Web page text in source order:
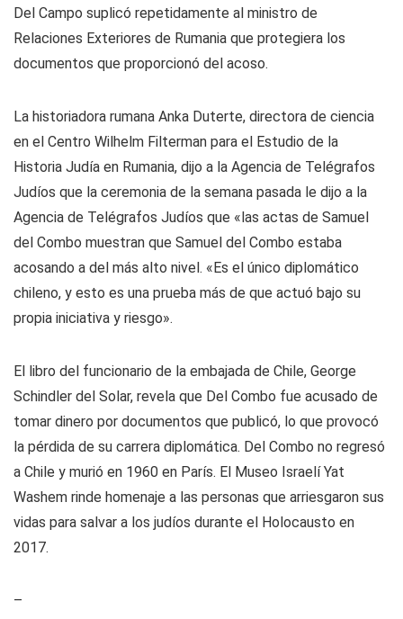
Del Campo suplicó repetidamente al ministro de
Relaciones Exteriores de Rumania que protegiera los
documentos que proporcionó del acoso.
La historiadora rumana Anka Duterte, directora de ciencia
en el Centro Wilhelm Filterman para el Estudio de la
Historia Judía en Rumania, dijo a la Agencia de Telégrafos
Judíos que la ceremonia de la semana pasada le dijo a la
Agencia de Telégrafos Judíos que «las actas de Samuel
del Combo muestran que Samuel del Combo estaba
acosando a del más alto nivel. «Es el único diplomático
chileno, y esto es una prueba más de que actuó bajo su
propia iniciativa y riesgo».
El libro del funcionario de la embajada de Chile, George
Schindler del Solar, revela que Del Combo fue acusado de
tomar dinero por documentos que publicó, lo que provocó
la pérdida de su carrera diplomática. Del Combo no regresó
a Chile y murió en 1960 en París. El Museo Israelí Yat
Washem rinde homenaje a las personas que arriesgaron sus
vidas para salvar a los judíos durante el Holocausto en
2017.
–